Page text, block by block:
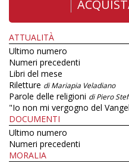
ATTUALITÀ
Ultimo numero
Numeri precedenti
Libri del mese
Riletture di Mariapia Veladiano
Parole delle religioni di Piero
"Io non mi vergogno del
DOCUMENTI
Ultimo numero
Numeri precedenti
MORALIA